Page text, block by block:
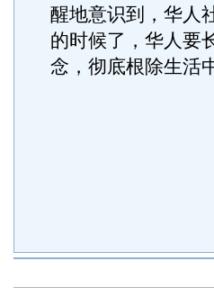
醒地意识到，华人
的时候了，华人要
念，彻底根除生活